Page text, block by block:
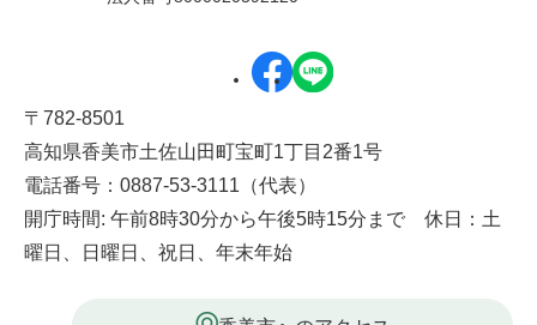
〒782-8501
高知県香美市土佐山田町宝町1丁目2番1号
電話番号：0887-53-3111（代表）
開庁時間: 午前8時30分から午後5時15分まで 休日：土
曜日、日曜日、祝日、年末年始